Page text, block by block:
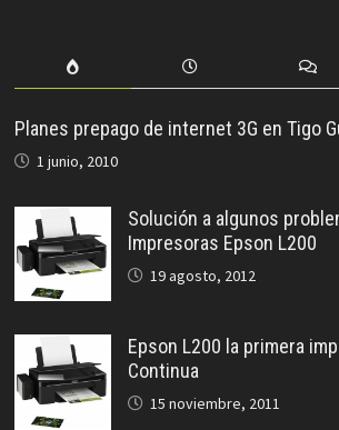
Planes prepago de internet 3G en Tigo
1 junio, 2010
Solución a algunos
Impresoras Epson L200
19 agosto, 2012
Epson L200 la primera
Continua
15 noviembre, 2011